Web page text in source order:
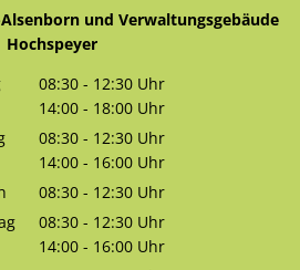
und Verwaltungsgebäude
Hochspeyer
08:30 - 12:30 Uhr
Von 08:30 bis 12:30 Uhr
14:00 - 18:00 Uhr
Von 14:00 bis 18:00 Uhr
08:30 - 12:30 Uhr
Von 08:30 bis 12:30 Uhr
14:00 - 16:00 Uhr
Von 14:00 bis 16:00 Uhr
08:30 - 12:30 Uhr
Von 08:30 bis 12:30 Uhr
08:30 - 12:30 Uhr
Von 08:30 bis 12:30 Uhr
14:00 - 16:00 Uhr